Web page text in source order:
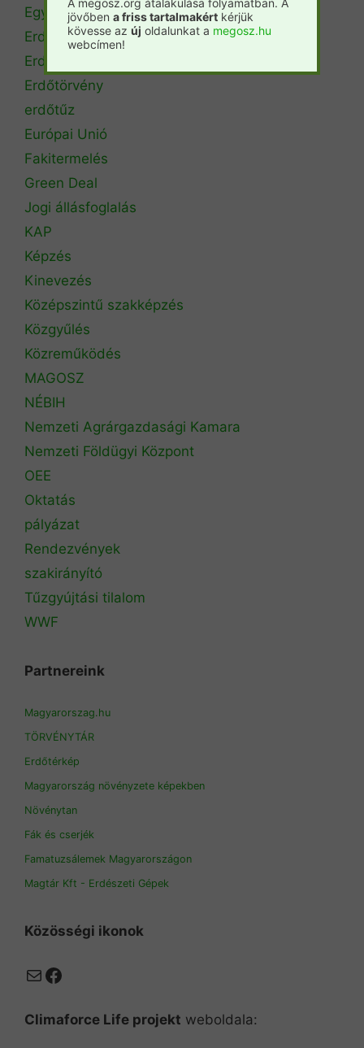
Egyetemi szintű oktatás
Erdészeti szakszemélyzet
Erdőtérkép
Erdőtörvény
erdőtűz
Európai Unió
Fakitermelés
Green Deal
Jogi állásfoglalás
KAP
Képzés
Kinevezés
Középszintű szakképzés
Közgyűlés
Közreműködés
MAGOSZ
NÉBIH
Nemzeti Agrárgazdasági Kamara
Nemzeti Földügyi Központ
OEE
Oktatás
pályázat
Rendezvények
szakirányító
Tűzgyújtási tilalom
WWF
Partnereink
Magyarorszag.hu
TÖRVÉNYTÁR
Erdőtérkép
Magyarország növényzete képekben
Növénytan
Fák és cserjék
Famatuzsálemek Magyarországon
Magtár Kft - Erdészeti Gépek
Közösségi ikonok
MailFacebook
Climaforce Life projekt weboldala:
jövőben a friss tartalmakért kérjük
kövesse az új oldalunkat a megosz.hu
webcímen!